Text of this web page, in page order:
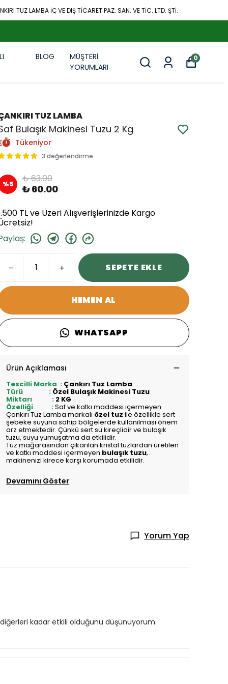
TUZ LAMBA İÇ VE DIŞ TİCARET PAZ. SAN. VE TİC. LTD. ŞTİ.
BLOG
MÜŞTERİ
YORUMLARI
0
TUZ LAMBA
Bulaşık Makinesi Tuzu 2 Kg
Tükeniyor
3 değerlendirme
%5 ₺ 63.00
₺ 60.00
TL ve Üzeri Alışverişlerinizde Kargo
:
SEPETE EKLE
HEMEN AL
WHATSAPP
Ürün Açıklaması
Tescilli Marka : Çankırı Tuz Lamba
Türü : Özel Bulaşık Makinesi Tuzu
Miktarı : 2 KG
Özelliği :Saf ve katkı maddesi içermeyen
Çankırı Tuz Lamba markalı özel tuz ile özellikle sert
şebeke suyuna sahip bölgelerde kullanılması önem
arz etmektedir. Çünkü sert su kireçlidir ve bulaşık
tuzu, suyu yumuşatma da etkilidir.
Tuz mağarasından çıkarılan kristal tuzlardan üretilen
ve katkı maddesi içermeyen bulaşık tuzu,
makinenizi kirece karşı korumada etkilidir.
Devamını Göster
Yorum Yap
kadar etkili olduğunu düşünüyorum.